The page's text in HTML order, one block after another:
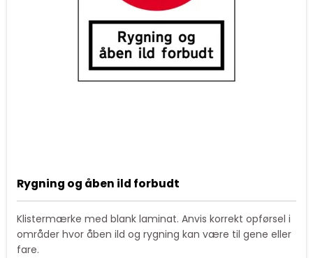
Rygning og åben ild forbudt
Klistermærke med blank laminat. Anvis korrekt opførsel i
områder hvor åben ild og rygning kan være til gene eller
fare.